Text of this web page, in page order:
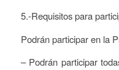
5.-Requisitos para
Podrán participar en la
– Podrán participar